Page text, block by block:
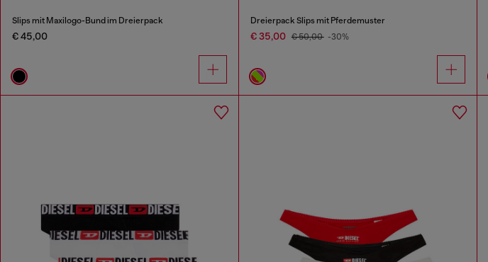
Slips mit Maxilogo-Bund im Dreierpack
€ 45,00
Dreierpack Slips mit Pferdemuster
€ 35,00 € 50,00 -30%